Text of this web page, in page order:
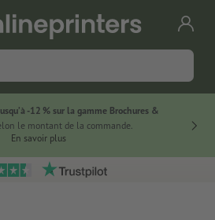
-12 % sur la gamme Brochures &
le montant de la commande.
En savoir plus